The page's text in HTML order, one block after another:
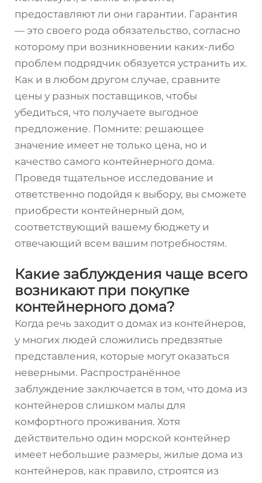
предоставляют ли они гарантии. Гарантия
— это своего рода обязательство, согласно
которому при возникновении каких-либо
проблем подрядчик обязуется устранить их.
Как и в любом другом случае, сравните
цены у разных поставщиков, чтобы
убедиться, что получаете выгодное
предложение. Помните: решающее
значение имеет не только цена, но и
качество самого контейнерного дома.
Проведя тщательное исследование и
ответственно подойдя к выбору, вы сможете
приобрести контейнерный дом,
соответствующий вашему бюджету и
отвечающий всем вашим потребностям.
Какие заблуждения чаще всего
возникают при покупке
контейнерного дома?
Когда речь заходит о домах из контейнеров,
у многих людей сложились предвзятые
представления, которые могут оказаться
неверными. Распространённое
заблуждение заключается в том, что дома из
контейнеров слишком малы для
комфортного проживания. Хотя
действительно один морской контейнер
имеет небольшие размеры, жилые дома из
контейнеров, как правило, строятся из